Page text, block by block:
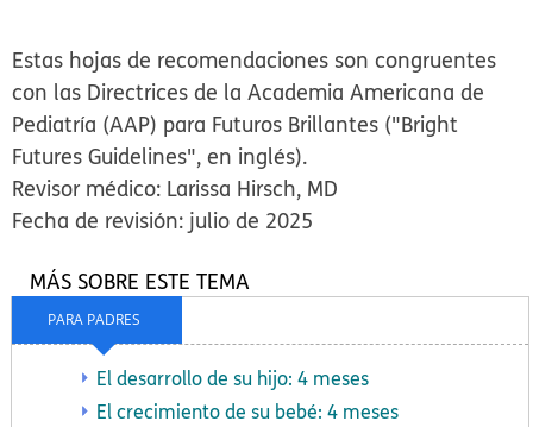
Estas hojas de recomendaciones son congruentes
con las Directrices de la Academia Americana de
Pediatría (AAP) para Futuros Brillantes ("Bright
Futures Guidelines", en inglés).
Revisor médico: Larissa Hirsch, MD
Fecha de revisión: julio de 2025
PARA PADRES
MÁS SOBRE ESTE TEMA
El desarrollo de su hijo: 4 meses
El crecimiento de su bebé: 4 meses